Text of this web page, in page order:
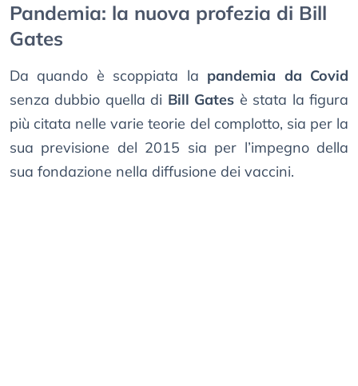
Pandemia: la nuova profezia di Bill
Gates
Da quando è scoppiata la pandemia da Covid
senza dubbio quella di Bill Gates è stata la figura
più citata nelle varie teorie del complotto, sia per la
sua previsione del 2015 sia per l’impegno della
sua fondazione nella diffusione dei vaccini.